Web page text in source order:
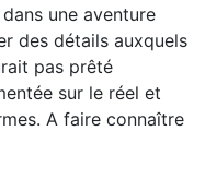
une aventure
des détails auxquels
pas prêté
sur le réel et
A faire connaître